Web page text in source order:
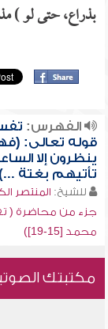
بذراع، حتى لو )
الفهرس:
قوله تعالى:
ينظرون إلا
تأتيهم بغتة
للشيخ: المنتصر
جزء من محاضرة (
محمد [15-19])
مكتبتك